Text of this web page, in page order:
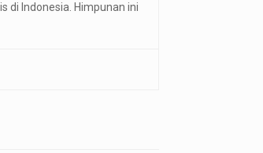
di Indonesia. Himpunan ini